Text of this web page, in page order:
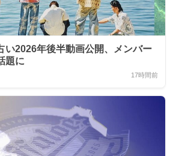
い2026年後半動画公開、メンバー
題に
17時間前